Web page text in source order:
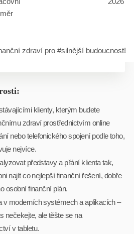
zdraví pro #silnější budoucnost!
klienty, kterým budete
zdraví prostřednictvím online
nebo telefonického spojení podle toho,
nejvíce.
představy a přání klienta tak,
najít co nejlepší finanční řešení, dobře
osobní finanční plán.
v moderních systémech a aplikacích –
nečekejte, ale těšte se na
v tabletu.